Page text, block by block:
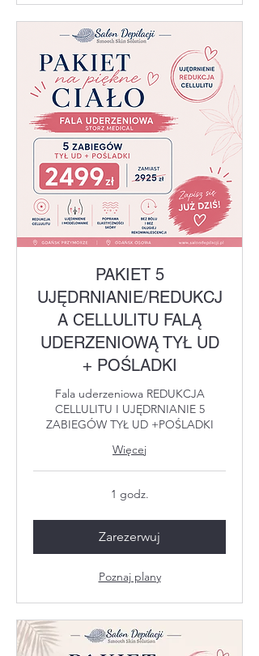
PAKIET 5
UJĘDRNIANIE/REDUKCJ
A CELLULITU FALĄ
UDERZENIOWĄ TYŁ UD
+ POŚLADKI
Fala uderzeniowa REDUKCJA
CELLULITU I UJĘDRNIANIE 5
ZABIEGÓW TYŁ UD +POŚLADKI
Więcej
1 godz.
Zarezerwuj
Poznaj plany